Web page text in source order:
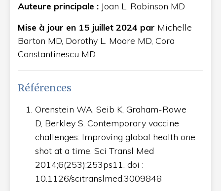
Auteure principale : Joan L. Robinson MD
Mise à jour en 15 juillet 2024 par Michelle
Barton MD, Dorothy L. Moore MD, Cora
Constantinescu MD
Références
Orenstein WA, Seib K, Graham-Rowe
D, Berkley S. Contemporary vaccine
challenges: Improving global health one
shot at a time. Sci Transl Med
2014;6(253):253ps11. doi :
10.1126/scitranslmed.3009848